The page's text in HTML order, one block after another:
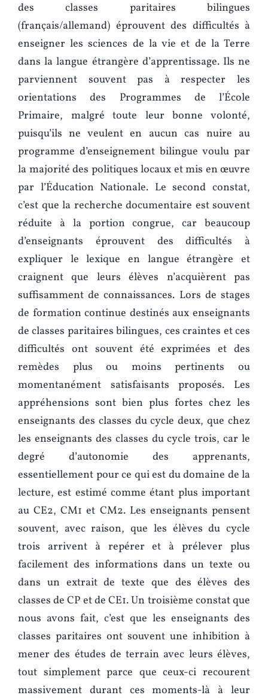
des classes paritaires bilingues
(français/allemand) éprouvent des difficultés à
enseigner les sciences de la vie et de la Terre
dans la langue étrangère d’apprentissage. Ils ne
parviennent souvent pas à respecter les
orientations des Programmes de l’École
Primaire, malgré toute leur bonne volonté,
puisqu’ils ne veulent en aucun cas nuire au
programme d’enseignement bilingue voulu par
la majorité des politiques locaux et mis en œuvre
par l’Éducation Nationale. Le second constat,
c’est que la recherche documentaire est souvent
réduite à la portion congrue, car beaucoup
d’enseignants éprouvent des difficultés à
expliquer le lexique en langue étrangère et
craignent que leurs élèves n’acquièrent pas
suffisamment de connaissances. Lors de stages
de formation continue destinés aux enseignants
de classes paritaires bilingues, ces craintes et ces
difficultés ont souvent été exprimées et des
remèdes plus ou moins pertinents ou
momentanément satisfaisants proposés. Les
appréhensions sont bien plus fortes chez les
enseignants des classes du cycle deux, que chez
les enseignants des classes du cycle trois, car le
degré d’autonomie des apprenants,
essentiellement pour ce qui est du domaine de la
lecture, est estimé comme étant plus important
au CE2, CM1 et CM2. Les enseignants pensent
souvent, avec raison, que les élèves du cycle
trois arrivent à repérer et à prélever plus
facilement des informations dans un texte ou
dans un extrait de texte que des élèves des
classes de CP et de CE1. Un troisième constat que
nous avons fait, c’est que les enseignants des
classes paritaires ont souvent une inhibition à
mener des études de terrain avec leurs élèves,
tout simplement parce que ceux-ci recourent
massivement durant ces moments-là à leur